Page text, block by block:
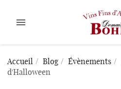

Accueil Blog Évènements
d'Halloween